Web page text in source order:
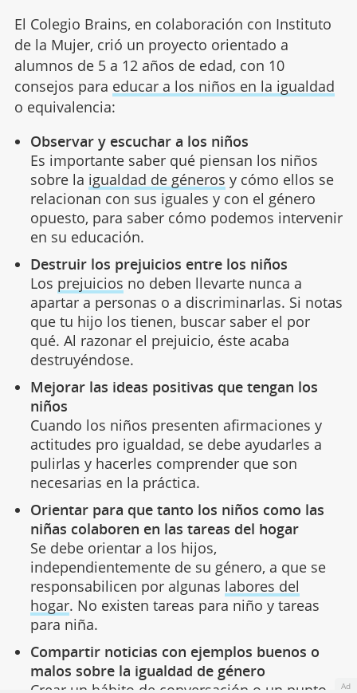
El Colegio Brains, en colaboración con Instituto
de la Mujer, crió un proyecto orientado a
alumnos de 5 a 12 años de edad, con 10
consejos para educar a los niños en la igualdad
o equivalencia:
Observar y escuchar a los niños
Es importante saber qué piensan los niños
sobre la igualdad de géneros y cómo ellos se
relacionan con sus iguales y con el género
opuesto, para saber cómo podemos intervenir
en su educación.
Destruir los prejuicios entre los niños
Los prejuicios no deben llevarte nunca a
apartar a personas o a discriminarlas. Si notas
que tu hijo los tienen, buscar saber el por
qué. Al razonar el prejuicio, éste acaba
destruyéndose.
Mejorar las ideas positivas que tengan los
niños
Cuando los niños presenten afirmaciones y
actitudes pro igualdad, se debe ayudarles a
pulirlas y hacerles comprender que son
necesarias en la práctica.
Orientar para que tanto los niños como las
niñas colaboren en las tareas del hogar
Se debe orientar a los hijos,
independientemente de su género, a que se
responsabilicen por algunas labores del
hogar. No existen tareas para niño y tareas
para niña.
Compartir noticias con ejemplos buenos o
malos sobre la igualdad de género
Ad